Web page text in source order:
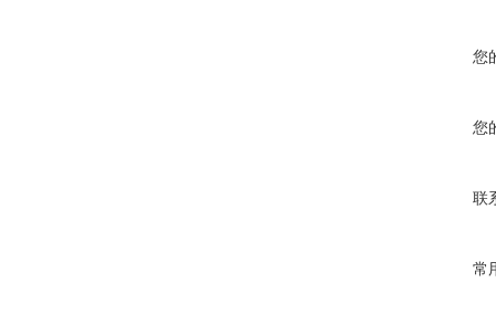
您
您
联
常